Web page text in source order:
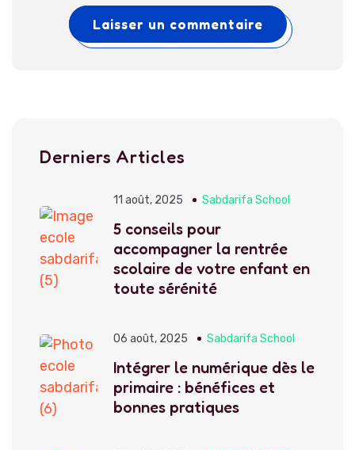
Laisser un commentaire
Derniers Articles
11 août, 2025 Sabdarifa School
5 conseils pour
accompagner la rentrée
scolaire de votre enfant en
toute sérénité
06 août, 2025 Sabdarifa School
Intégrer le numérique dès le
primaire : bénéfices et
bonnes pratiques